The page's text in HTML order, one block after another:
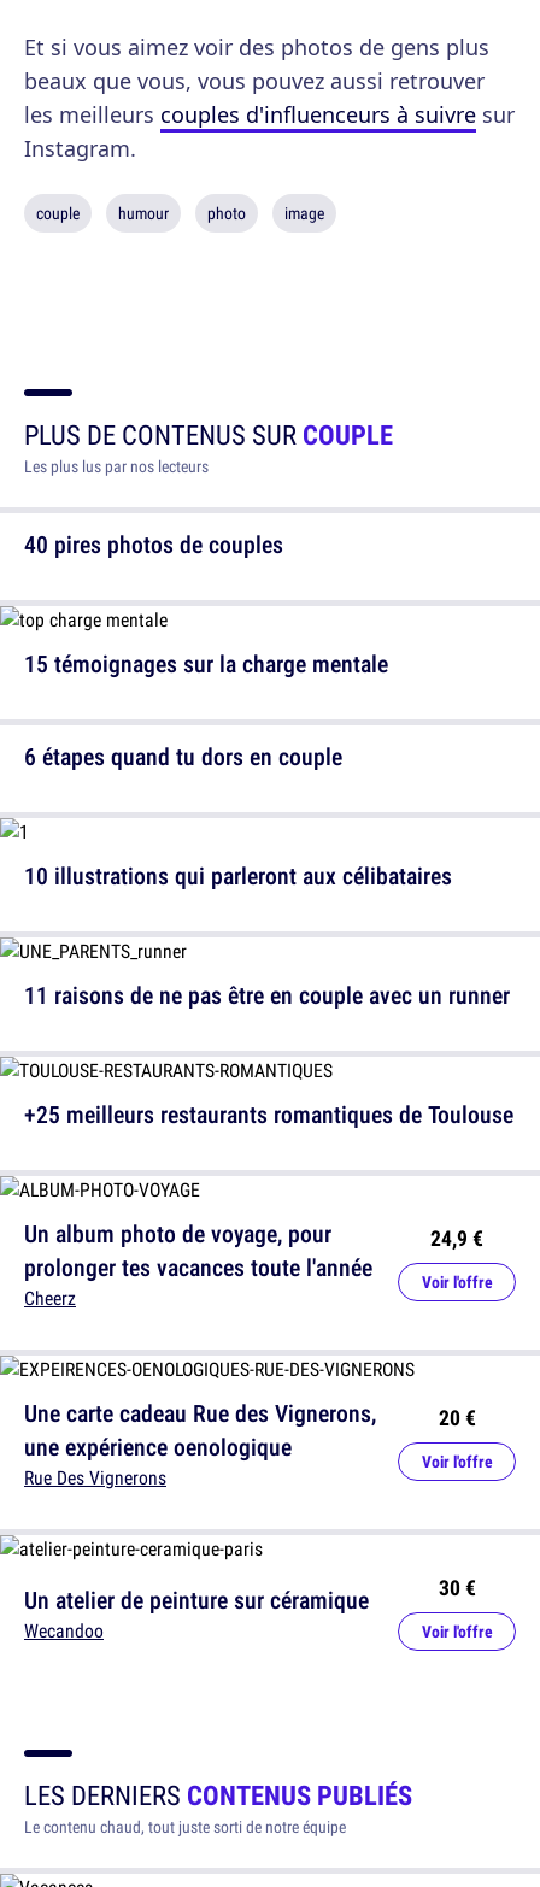
Et si vous aimez voir des photos de gens plus
beaux que vous, vous pouvez aussi retrouver
les meilleurs couples d'influenceurs à suivre sur
Instagram.
couple humour photo image
PLUS DE CONTENUS SURCOUPLE
Les plus lus par nos lecteurs
40 pires photos de couples
6 étapes quand tu dors en couple
11 raisons de ne pas être en couple avec un runner
Un album photo de voyage, pour
prolonger tes vacances toute l'année
Cheerz
24,9 €
Voir l'offre
Un atelier de peinture sur céramique
Wecandoo
30 €
Voir l'offre
15 témoignages sur la charge mentale
10 illustrations qui parleront aux célibataires
+25 meilleurs restaurants romantiques de Toulouse
Une carte cadeau Rue des Vignerons,
une expérience oenologique
Rue Des Vignerons
20 €
Voir l'offre
LES DERNIERS CONTENUS PUBLIÉS
Le contenu chaud, tout juste sorti de notre équipe